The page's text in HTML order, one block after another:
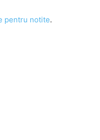
pentru notite.